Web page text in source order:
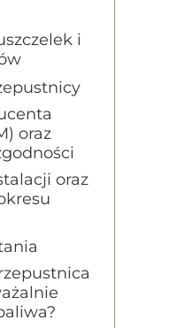
i
oraz
oraz